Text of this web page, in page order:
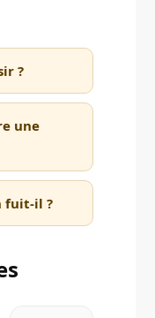
?
une
fuit-il ?